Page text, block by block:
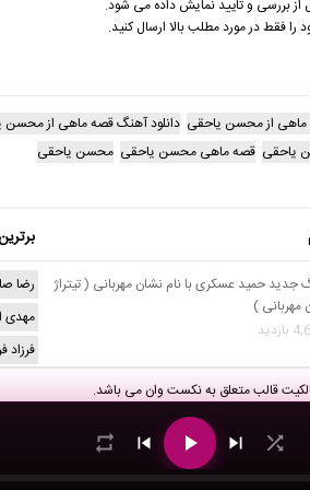
بررسی و تایید نمایش داده می شود.
را فقط در مورد مطلب بالا ارسال کنید.
از محسن یاحقی دانلود آهنگ قصه ماهی از محسن
یاحقی قصه ماهی محسن یاحقی محسن یاحقی
جدید حمید عسکری با نام نشان مهربانی ( تیتراژ
مهربانی )
رضا
مهدی
فرزاد
قالب متعلق بهنکست وانمی باشد.